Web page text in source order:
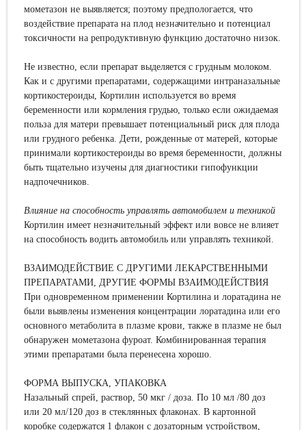
мометазон не выявляется; поэтому предпологается, что
воздействие препарата на плод незначительно и потенциал
токсичности на репродуктивную функцию достаточно низок.
Не известно, если препарат выделяется с грудным молоком.
Как и с другими препаратами, содержащими интраназальные
кортикостероиды, Кортилин используется во время
беременности или кормления грудью, только если ожидаемая
польза для матери превышает потенциальный риск для плода
или грудного ребенка. Дети, рожденные от матерей, которые
принимали кортикостероиды во время беременности, должны
быть тщательно изучены для диагностики гипофункции
надпочечников.
Влияние на способность управлять автомобилем и техникой
Кортилин имеет незначительный эффект или вовсе не влияет
на способность водить автомобиль или управлять техникой.
ВЗАИМОДЕЙСТВИЕ С ДРУГИМИ ЛЕКАРСТВЕННЫМИ
ПРЕПАРАТАМИ, ДРУГИЕ ФОРМЫ ВЗАИМОДЕЙСТВИЯ
При одновременном применении Кортилина и лоратадина не
были выявлены изменения концентрации лоратадина или его
основного метаболита в плазме крови, также в плазме не был
обнаружен мометазона фуроат. Комбинированная терапия
этими препаратами была перенесена хорошо.
ФОРМА ВЫПУСКА, УПАКОВКА
Назальный спрей, раствор, 50 мкг / доза. По 10 мл /80 доз
или 20 мл/120 доз в стеклянных флаконах. В картонной
коробке содержатся 1 флакон с дозаторным устройством,